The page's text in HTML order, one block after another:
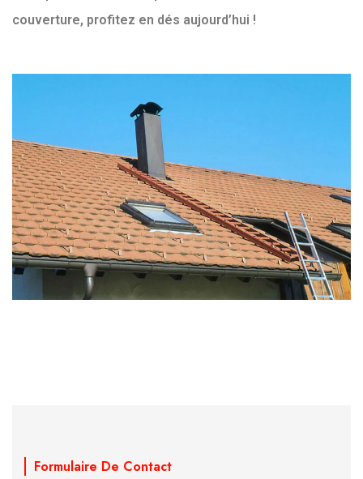
couverture, profitez en dés aujourd’hui !
Formulaire De Contact